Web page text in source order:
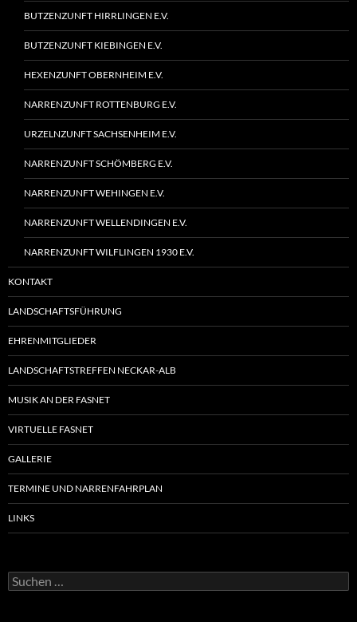
BUTZENZUNFT HIRRLINGEN E.V.
BUTZENZUNFT KIEBINGEN E.V.
HEXENZUNFT OBERNHEIM E.V.
NARRENZUNFT ROTTENBURG E.V.
URZELNZUNFT SACHSENHEIM E.V.
NARRENZUNFT SCHÖMBERG E.V.
NARRENZUNFT WEHINGEN E.V.
NARRENZUNFT WELLENDINGEN E.V.
NARRENZUNFT WILFLINGEN 1930 E.V.
KONTAKT
LANDSCHAFTSFÜHRUNG
EHRENMITGLIEDER
LANDSCHAFTSTREFFEN NECKAR-ALB
MUSIK AN DER FASNET
VIRTUELLE FASNET
GALLERIE
TERMINE UND NARRENFAHRPLAN
LINKS
Suchen
nach: